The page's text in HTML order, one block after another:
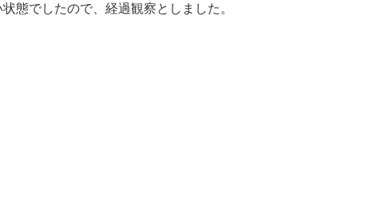
態でしたので、経過観察としました。